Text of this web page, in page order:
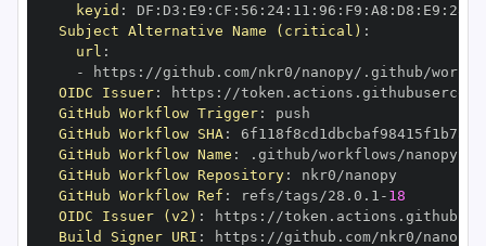
keyid : DF : D3 : E9 : CF : 56 : 24: 11 : 96 : F9 : A8 : D8 : E9 : 28
Subject Alternative Name (critical) :
url :
-
https : //github.com/nkr0/nanopy/.github/
OIDC Issuer: https :
GitHub Workflow Trigger:
GitHub Workflow SHA:
GitHub Workflow Name :
GitHub Workflow Repository:
GitHub Workflow Ref : refs/tags/28.0.1 - 18
OIDC Issuer (v2) : https :
Build Signer URI : https : //github.com/nkr0/